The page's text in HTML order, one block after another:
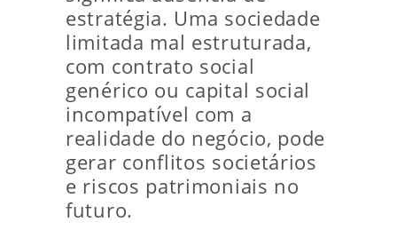
estratégia. Uma sociedade
limitada mal estruturada,
com contrato social
genérico ou capital social
incompatível com a
realidade do negócio, pode
gerar conflitos societários
e riscos patrimoniais no
futuro.